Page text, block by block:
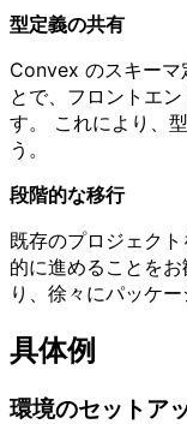
型定義の共有
Convex のスキーマ
とで、フロントエ
す。 これにより、
う。
段階的な移行
既存のプロジェク
的に進めることを
り、徐々にパッケ
具体例
環境のセットア